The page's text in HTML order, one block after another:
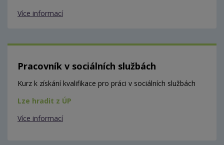
Více informací
Pracovník v sociálních službách
Kurz k získání kvalifikace pro práci v sociálních službách
Lze hradit z ÚP
Více informací